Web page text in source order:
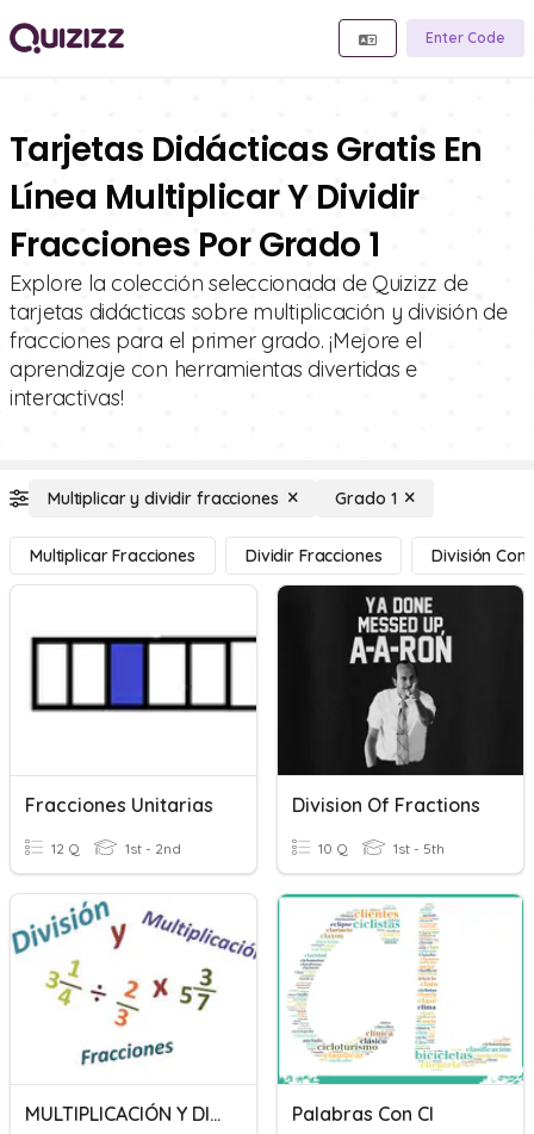
Enter Code
Tarjetas Didácticas Gratis En
Línea Multiplicar Y Dividir
Fracciones Por Grado 1
Explore la colección seleccionada de Quizizz de
tarjetas didácticas sobre multiplicación y división de
fracciones para el primer grado. ¡Mejore el
aprendizaje con herramientas divertidas e
interactivas!
Multiplicar y dividir fracciones Grado 1
Multiplicar Fracciones Dividir Fracciones División Con
Fracciones Unitarias
12 Q 1st - 2nd
Division Of Fractions
10 Q 1st - 5th
MULTIPLICACIÓN Y DIVISIÓN CON FRACCIONES Palabras Con Cl